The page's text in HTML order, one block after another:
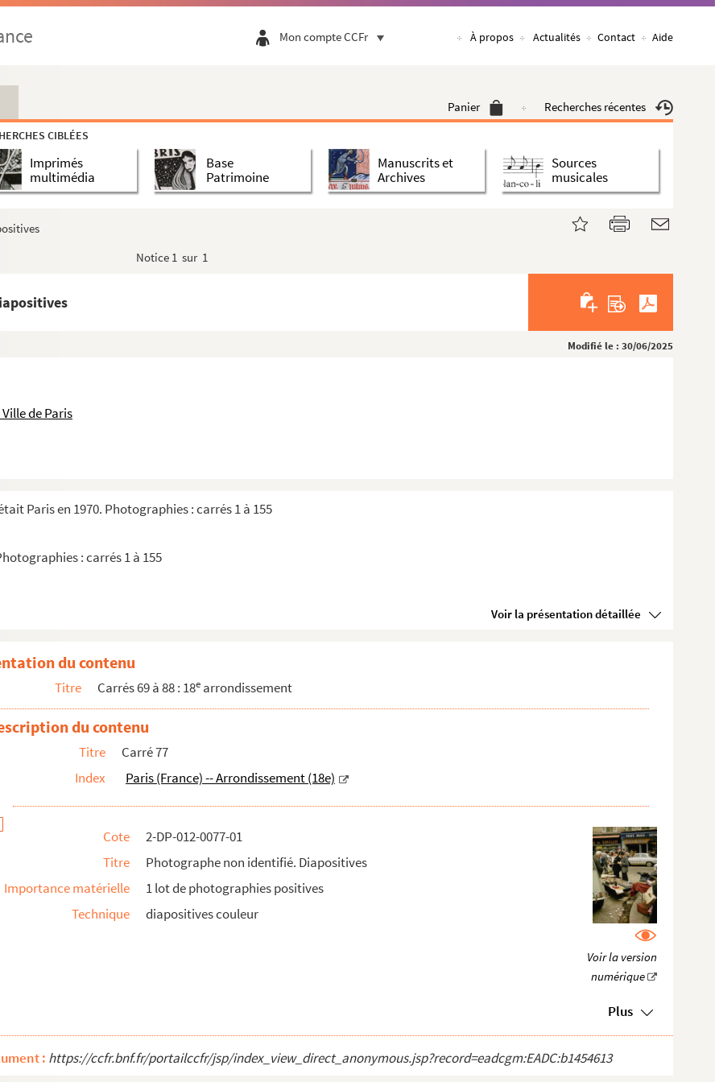
Mon compte CCFr À propos Actualités Contact Aide
Panier Recherches récentes
CIBLÉES
Imprimés
multimédia
Base
Patrimoine
Manuscrits et
Archives
Sources
musicales
Notice 1 sur 1
Modifié le : 30/06/2025
de Paris
Paris en 1970. Photographies : carrés 1 à 155
: carrés 1 à 155
Voir la présentation détaillée
du contenu
Titre Carrés 69 à 88 : 18e arrondissement
du contenu
Titre
Carré 77
Index
Paris (France) -- Arrondissement (18e)
Cote
2-DP-012-0077-01
Titre
Photographe non identifié. Diapositives
Importance matérielle
1 lot de photographies positives
Technique
diapositives couleur
Plus
: https://ccfr.bnf.fr/portailccfr/jsp/index_view_direct_anonymous.jsp?record=eadcgm:EADC:b1454613